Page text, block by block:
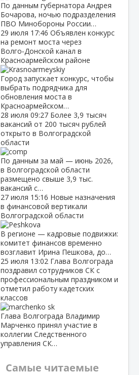
По данным губернатора Андрея
Бочарова, ночью подразделения
ПВО Минобороны России…
29 июля 17:46 Объявлен конкурс
на ремонт моста через
Волго‑Донской канал в
Красноармейском районе
Город запускает конкурс, чтобы
выбрать подрядчика для
обновления моста в
Красноармейском…
28 июля 09:27 Более 3,9 тысяч
вакансий от 200 тысяч рублей
открыто в Волгоградской
области
По данным за май — июнь 2026,
в Волгоградской области
размещено свыше 3,9 тыс.
вакансий с…
27 июля 15:16 Новые назначения
в финансовой вертикали
Волгоградской области
В регионе — кадровые подвижки:
комитет финансов временно
возглавит Ирина Пешкова, до…
25 июля 13:02 Глава Волгограда
поздравил сотрудников СК с
профессиональным праздником и
отметил работу кадетских
классов
Глава Волгограда Владимир
Марченко принял участие в
коллегии Следственного
управления СК…
Самые читаемые